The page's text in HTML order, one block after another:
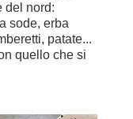
del nord:
sode, erba
patate...
quello che si